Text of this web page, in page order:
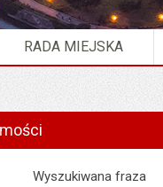
RADA MIEJSKA
Wyszukiwarka
Wyszukiwana fraza